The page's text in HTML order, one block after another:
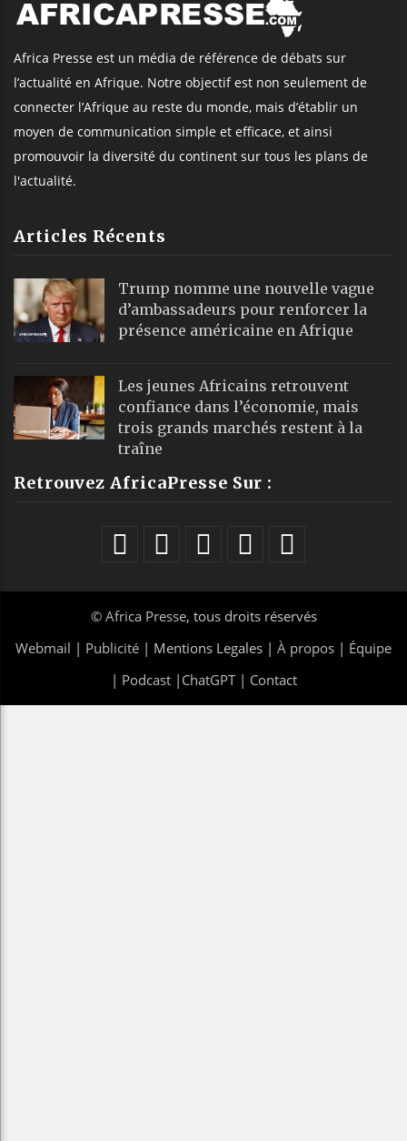
Africa Presse est un média de référence de débats sur
l’actualité en Afrique. Notre objectif est non seulement de
connecter l’Afrique au reste du monde, mais d’établir un
moyen de communication simple et efficace, et ainsi
promouvoir la diversité du continent sur tous les plans de
l'actualité.
Articles Récents
Trump nomme une nouvelle vague
d’ambassadeurs pour renforcer la
présence américaine en Afrique
Les jeunes Africains retrouvent
confiance dans l’économie, mais
trois grands marchés restent à la
traîne
Retrouvez AfricaPresse Sur :
© Africa Presse, tous droits réservés
Webmail | Publicité | Mentions Legales | À propos | Équipe
| Podcast| ChatGPT| Contact